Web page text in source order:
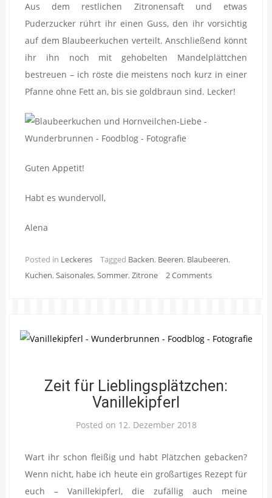
Aus dem restlichen Zitronensaft und etwas
Puderzucker rührt ihr einen Guss, den ihr vorsichtig
auf dem Blaubeerkuchen verteilt. Anschließend könnt
ihr ihn noch mit gehobelten Mandelplättchen
bestreuen – ich röste die meistens noch kurz in einer
Pfanne ohne Fett an, bis sie goldbraun sind. Lecker!
Guten Appetit!
Habt es wundervoll,
Alena
Posted in Leckeres Tagged Backen, Beeren, Blaubeeren,
Kuchen, Saisonales, Sommer, Zitrone 2 Comments
Zeit für Lieblingsplätzchen:
Vanillekipferl
Posted on 12. Dezember 2018
Wart ihr schon fleißig und habt Plätzchen gebacken?
Wenn nicht, habe ich heute ein großartiges Rezept für
euch – Vanillekipferl, die zufällig auch meine